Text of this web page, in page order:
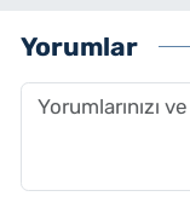
Yorumlar